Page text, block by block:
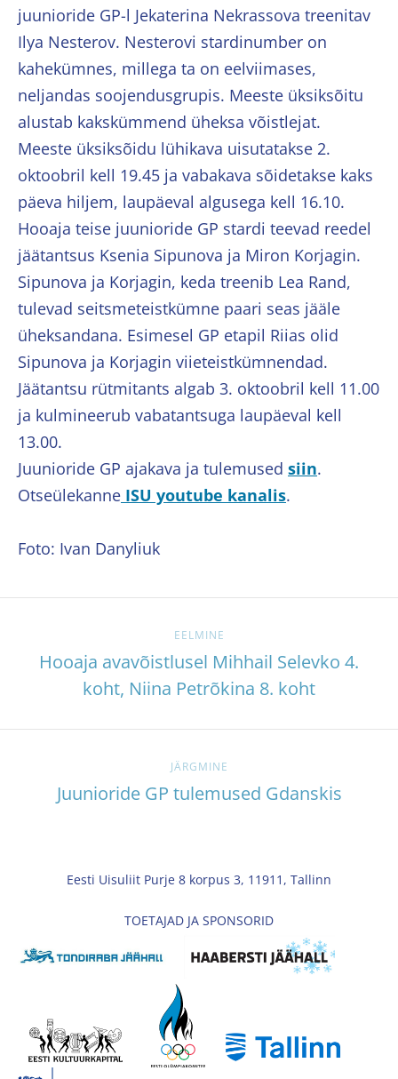
juunioride GP-l Jekaterina Nekrassova treenitav
Ilya Nesterov. Nesterovi stardinumber on
kahekümnes, millega ta on eelviimases,
neljandas soojendusgrupis. Meeste üksiksõitu
alustab kakskümmend üheksa võistlejat.
Meeste üksiksõidu lühikava uisutatakse 2.
oktoobril kell 19.45 ja vabakava sõidetakse kaks
päeva hiljem, laupäeval algusega kell 16.10.
Hooaja teise juunioride GP stardi teevad reedel
jäätantsus Ksenia Sipunova ja Miron Korjagin.
Sipunova ja Korjagin, keda treenib Lea Rand,
tulevad seitsmeteistkümne paari seas jääle
üheksandana. Esimesel GP etapil Riias olid
Sipunova ja Korjagin viieteistkümnendad.
Jäätantsu rütmitants algab 3. oktoobril kell 11.00
ja kulmineerub vabatantsuga laupäeval kell
13.00.
Juunioride GP ajakava ja tulemused siin.
Otseülekanne ISU youtube kanalis.
Foto: Ivan Danyliuk
EELMINE
Hooaja avavõistlusel Mihhail Selevko 4.
koht, Niina Petrõkina 8. koht
JÄRGMINE
Juunioride GP tulemused Gdanskis
Eesti Uisuliit Purje 8 korpus 3, 11911, Tallinn
TOETAJAD JA SPONSORID